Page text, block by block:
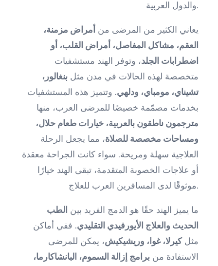
والدول العربية.
يعاني الكثير من المرضى من أمراض مزمنة،
العقم، مشاكل المفاصل، أمراض القلب، أو
اضطرابات الجلد، وتوفر الهند مستشفيات
متخصصة لهذه الحالات في مدن مثل بنغالور،
تشيناي، مومباي، ودلهي. وتتميز هذه المستشفيات
بخدمات مصمّمة خصيصًا للمرضى العرب، منها
مترجمون ناطقون بالعربية، خيارات طعام حلال،
ومساحات مخصصة للصلاة، مما يجعل الرحلة
العلاجية سهلة ومريحة. سواء كانت الجراحة معقدة
أو علاجات الخصوبة المتقدمة، تبقى الهند خيارًا
موثوقًا لدى المسافرين العرب للعلاج.
ما يميز الهند حقًا هو الدمج الفريد بين الطب
الحديث والعلاج الأيورفيدي التقليدي. ففي أماكن
مثلكيرلا، غوا، وريشيكيش، يمكن للمرضى
الاستفادة من برامج إزالة السموم، البانشاكارما،